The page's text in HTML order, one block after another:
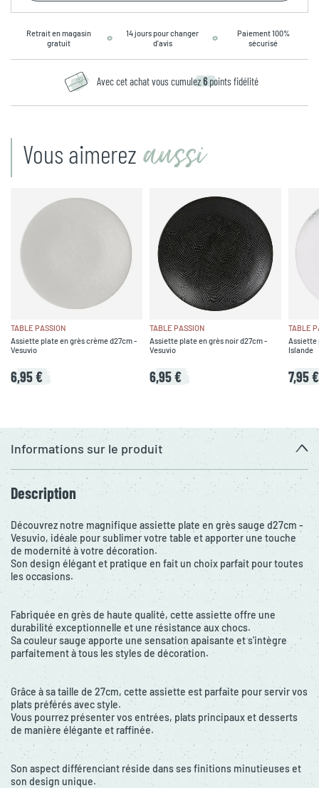
Retrait en magasin
gratuit
14 jours pour changer
d’avis
Paiement 100%
sécurisé
Avec cet achat vous cumulez6 points fidélité
Vous aimerez aussi
TABLE PASSION
Assiette plate en grès crème d27cm -
Vesuvio
6,95 €
TABLE PASSION
Assiette plate en grès noir d27cm -
Vesuvio
6,95 €
TABLE
Assiette
Islande
7,95 €
Informations sur le produit
Description
Découvrez notre magnifique assiette plate en grès sauge d27cm -
Vesuvio, idéale pour sublimer votre table et apporter une touche
de modernité à votre décoration.
Son design élégant et pratique en fait un choix parfait pour toutes
les occasions.
Fabriquée en grès de haute qualité, cette assiette offre une
durabilité exceptionnelle et une résistance aux chocs.
Sa couleur sauge apporte une sensation apaisante et s'intègre
parfaitement à tous les styles de décoration.
Grâce à sa taille de 27cm, cette assiette est parfaite pour servir vos
plats préférés avec style.
Vous pourrez présenter vos entrées, plats principaux et desserts
de manière élégante et raffinée.
Son aspect différenciant réside dans ses finitions minutieuses et
son design unique.